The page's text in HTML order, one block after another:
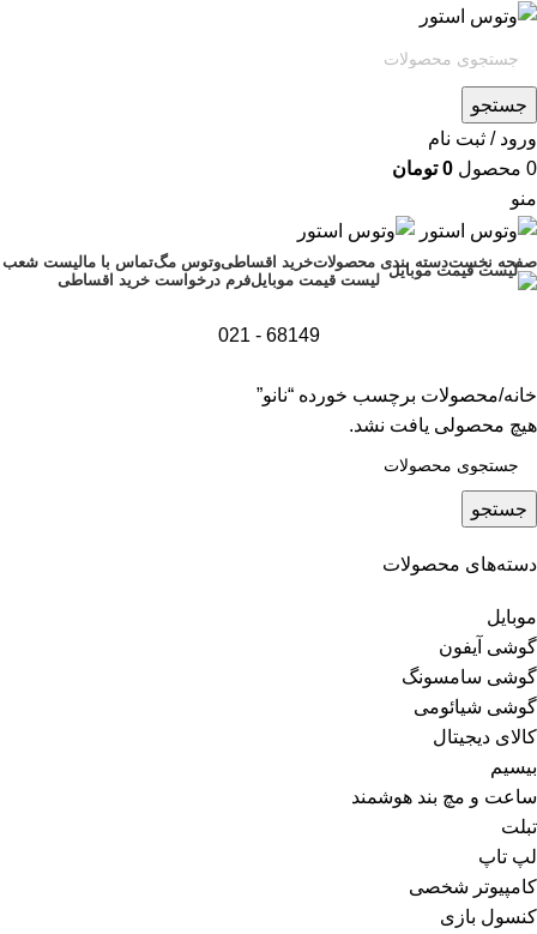
جستجو
ورود / ثبت نام
0 محصول 0 تومان
منو
صفحه نخستدسته بندی محصولاتخرید اقساطیوتوس مگتماس با مالیست شعب
لیست قیمت موبایلفرم درخواست خرید اقساطی
68149 - 021
دسته‌های محصولات
موبایل
گوشی آیفون
گوشی سامسونگ
گوشی شیائومی
کالای دیجیتال
بیسیم
ساعت و مچ بند هوشمند
تبلت
لپ تاپ
کامپیوتر شخصی
کنسول بازی
خانه محصولات برچسب خورده “نانو”
هیچ محصولی یافت نشد.
جستجو